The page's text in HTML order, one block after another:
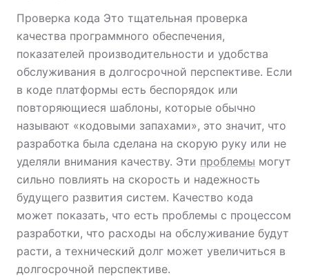
Проверка кода Это тщательная проверка
качества программного обеспечения,
показателей производительности и удобства
обслуживания в долгосрочной перспективе. Если
в коде платформы есть беспорядок или
повторяющиеся шаблоны, которые обычно
называют «кодовыми запахами», это значит, что
разработка была сделана на скорую руку или не
уделяли внимания качеству. Эти проблемы могут
сильно повлиять на скорость и надежность
будущего развития систем. Качество кода
может показать, что есть проблемы с процессом
разработки, что расходы на обслуживание будут
расти, а технический долг может увеличиться в
долгосрочной перспективе.